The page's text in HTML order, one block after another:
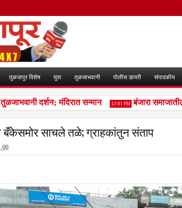
तुळजापुर विशेष युवा तुळजाभवानी पोलीस डायरी संपादकीय
दर्शन; मंदिरात सन्मान 12:01 PM बंजारा समाजातील
साचले तळे; ग्राहकांतुन संताप